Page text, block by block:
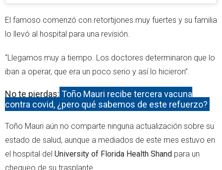
El famoso comenzó con retortijones muy fuertes y su familia
lo llevó al hospital para una revisión.
“Llegamos muy a tiempo. Los doctores determinaron que lo
iban a operar, que era un poco serio y así lo hicieron”.
No te pierdas: Toño Mauri recibe tercera vacuna
contra covid, ¿pero qué sabemos de este refuerzo?
Toño Mauri aún no comparte ninguna actualización sobre su
estado de salud, aunque a mediados de este mes estuvo en
el hospital del University of Florida Health Shand para un
chequeo de su trasplante.